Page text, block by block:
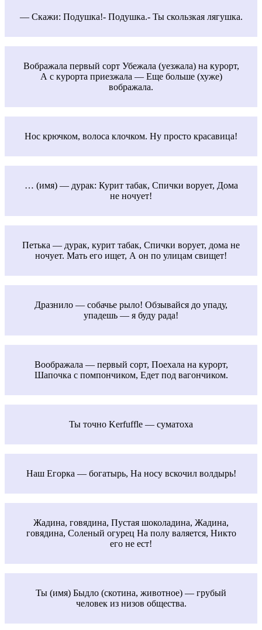
— Скажи: Подушка!- Подушка.- Ты скользкая лягушка.
Вображала первый сорт Убежала (уезжала) на курорт,
А с курорта приезжала — Еще больше (хуже)
вображала.
Нос крючком, волоса клочком. Ну просто красавица!
… (имя) — дурак: Курит табак, Спички ворует, Дома
не ночует!
Петька — дурак, курит табак, Спички ворует, дома не
ночует. Мать его ищет, А он по улицам свищет!
Дразнило — собачье рыло! Обзывайся до упаду,
упадешь — я буду рада!
Воображала — первый сорт, Поехала на курорт,
Шапочка с помпончиком, Едет под вагончиком.
Ты точно Kerfuffle — суматоха
Наш Егорка — богатырь, На носу вскочил волдырь!
Жадина, говядина, Пустая шоколадина, Жадина,
говядина, Соленый огурец На полу валяется, Никто
его не ест!
Ты (имя) Быдло (скотина, животное) — грубый
человек из низов общества.